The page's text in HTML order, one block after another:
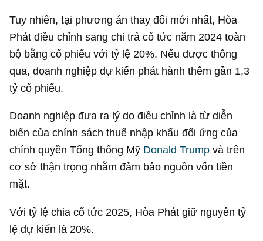
Tuy nhiên, tại phương án thay đổi mới nhất, Hòa
Phát điều chỉnh sang chi trả cổ tức năm 2024 toàn
bộ bằng cổ phiếu với tỷ lệ 20%. Nếu được thông
qua, doanh nghiệp dự kiến phát hành thêm gần 1,3
tỷ cổ phiếu.
Doanh nghiệp đưa ra lý do điều chỉnh là từ diễn
biến của chính sách thuế nhập khẩu đối ứng của
chính quyền Tổng thống Mỹ Donald Trump và trên
cơ sở thận trọng nhằm đảm bảo nguồn vốn tiền
mặt.
Với tỷ lệ chia cổ tức 2025, Hòa Phát giữ nguyên tỷ
lệ dự kiến là 20%.